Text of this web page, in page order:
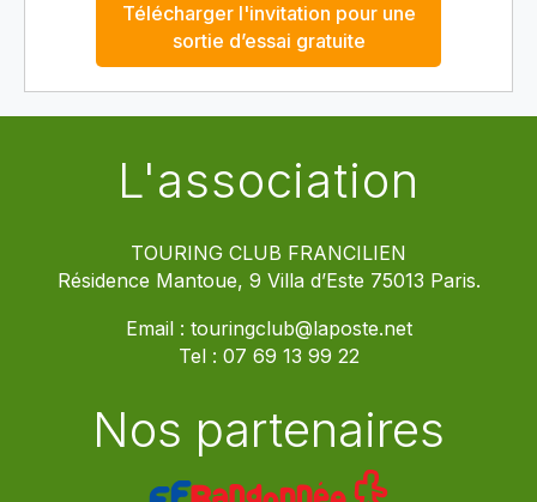
Télécharger l'invitation pour une
sortie d’essai gratuite
L'association
TOURING CLUB FRANCILIEN
Résidence Mantoue, 9 Villa d’Este 75013 Paris.
Email : touringclub@laposte.net
Tel : 07 69 13 99 22
Nos partenaires